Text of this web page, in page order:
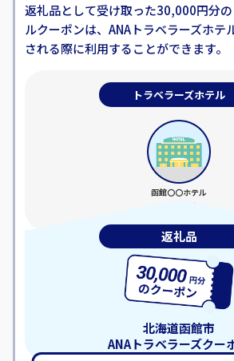
返礼品として受け取った30,000円分
ルクーポンは、 ANAトラベラーズホテ
される際に利用することができます。
トラベラーズホテル
函館〇〇ホテル
一泊宿泊
返礼品
北海道函館市
ANAトラベラーズクー